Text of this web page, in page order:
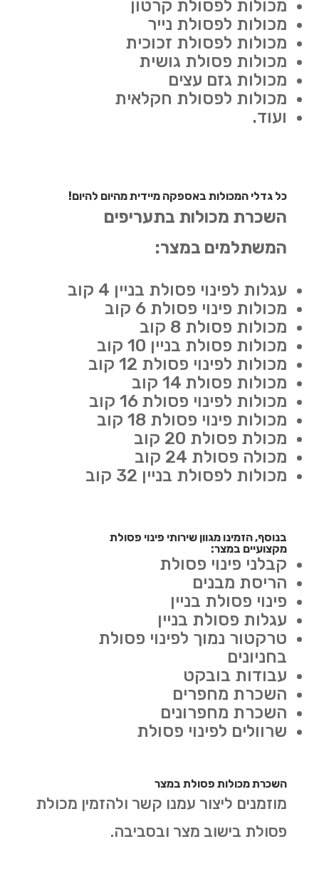
מכולות לפסולת קרטון
מכולות לפסולת נייר
מכולות לפסולת זכוכית
מכולות פסולת גושית
מכולות גזם עצים
מכולות לפסולת חקלאית
ועוד.
כל גדלי המכולות באספקה מיידית מהיום להיום!
השכרת מכולות בתעריפים
המשתלמים במצר:
עגלות לפינוי פסולת בניין 4 קוב
מכולות פינוי פסולת 6 קוב
מכולות פסולת 8 קוב
מכולות פסולת בניין 10 קוב
מכולות לפינוי פסולת 12 קוב
מכולות פסולת 14 קוב
מכולות לפינוי פסולת 16 קוב
מכולות פינוי פסולת 18 קוב
מכולת פסולת 20 קוב
מכולה פסולת 24 קוב
מכולות לפסולת בניין 32 קוב
בנוסף, הזמינו מגוון שירותי פינוי פסולת
מקצועיים במצר:
קבלני פינוי פסולת
הריסת מבנים
פינוי פסולת בניין
עגלות פסולת בניין
טרקטור נמוך לפינוי פסולת
בחניונים
עבודות בובקט
השכרת מחפרים
השכרת מחפרונים
שרוולים לפינוי פסולת
השכרת מכולות פסולת במצר
מוזמנים ליצור עמנו קשר ולהזמין מכולת
פסולת בישוב מצר ובסביבה.